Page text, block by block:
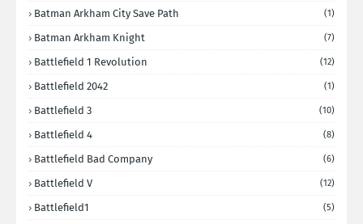
Batman Arkham City Save Path (1)
Batman Arkham Knight (7)
Battlefield 1 Revolution (12)
Battlefield 2042 (1)
Battlefield 3 (10)
Battlefield 4 (8)
Battlefield Bad Company (6)
Battlefield V (12)
Battlefield1 (5)